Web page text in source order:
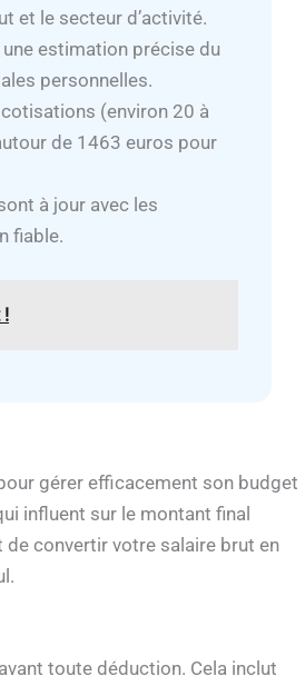
et le secteur d’activité.
estimation précise du
personnelles.
(environ 20 à
de 1463 euros pour
à jour avec les
fiable.
!
gérer efficacement son budget
influent sur le montant final
convertir votre salaire brut en
toute déduction. Cela inclut